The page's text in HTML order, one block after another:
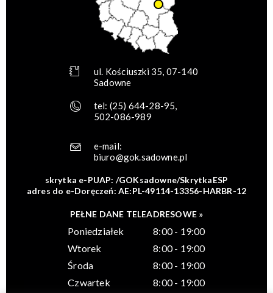
ul. Kościuszki 35, 07-140
Sadowne
tel: (25) 644-28-95,
502-086-989
e-mail:
biuro@gok.sadowne.pl
skrytka e-PUAP: /GOKsadowne/SkrytkaESP
adres do e-Doręczeń: AE:PL-49114-13356-HARBR-12
PEŁNE DANE TELEADRESOWE »
Poniedziałek
8:00 - 19:00
Wtorek
8:00 - 19:00
Środa
8:00 - 19:00
Czwartek
8:00 - 19:00